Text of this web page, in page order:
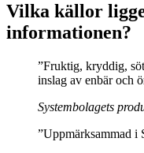
Vilka källor
informationen?
”Fruktig, kryddig,
inslag av enbär och
Systembolagets
”Uppmärksammad i